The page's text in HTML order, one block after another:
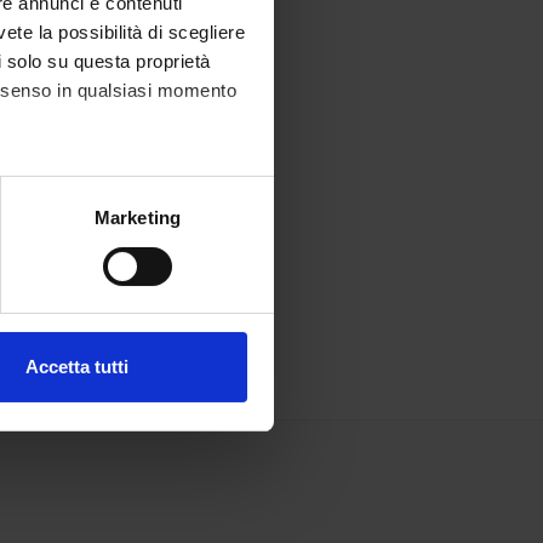
la possibilità di scegliere
su questa proprietà
in qualsiasi momento
metro,Marketing
Accetta tutti